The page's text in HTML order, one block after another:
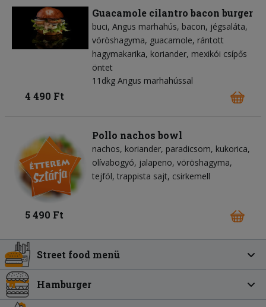
Guacamole cilantro bacon burger
buci Angus marhahús bacon jégsaláta
vöröshagyma guacamole rántott
hagymakarika koriander mexikói csípős
öntet
11dkg Angus marhahússal
4 490 Ft
Pollo nachos bowl
nachos koriander paradicsom kukorica
olívabogyó jalapeno vöröshagyma
tejföl trappista sajt csirkemell
5 490 Ft
Street food menü
Hamburger